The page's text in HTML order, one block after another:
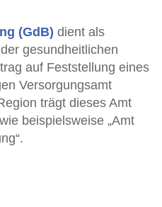
(GdB) dient als
gesundheitlichen
auf Feststellung eines
Versorgungsamt
trägt dieses Amt
beispielsweise „Amt